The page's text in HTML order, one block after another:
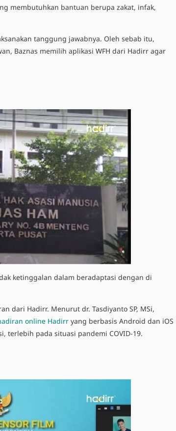
membutuhkan bantuan berupa zakat, infak,
tanggung jawabnya. Oleh sebab itu,
Baznas memilih aplikasi WFH dari Hadirr agar
ketinggalan dalam beradaptasi dengan di
dari Hadirr. Menurut dr. Tasdiyanto SP, MSi,
online Hadirr yang berbasis Android dan iOS
terlebih pada situasi pandemi COVID-19.